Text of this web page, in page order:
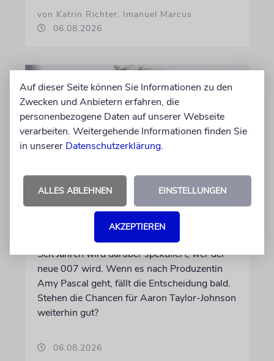
von Katrin Richter, Imanuel Marcus
06.08.2026
LONDON
Schwinden die Chancen auf
einen jüdischen James Bond?
Seit Jahren wird darüber spekuliert, wer der
neue 007 wird. Wenn es nach Produzentin
Amy Pascal geht, fällt die Entscheidung bald.
Stehen die Chancen für Aaron Taylor-Johnson
weiterhin gut?
06.08.2026
Auf dieser Seite können Sie Informationen zu den
Zwecken und Anbietern erfahren, die
personenbezogene Daten auf unserer Webseite
verarbeiten. Weitergehende Informationen finden Sie
in unserer Datenschutzerklärung.
ALLES ABLEHNEN EINSTELLUNGEN
AKZEPTIEREN